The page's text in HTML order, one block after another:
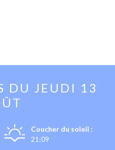
DU JEUDI 13
Coucher du soleil :
21:09